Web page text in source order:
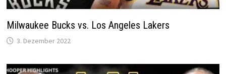
Milwaukee Bucks vs. Los Angeles Lakers
3. Dezember 2022